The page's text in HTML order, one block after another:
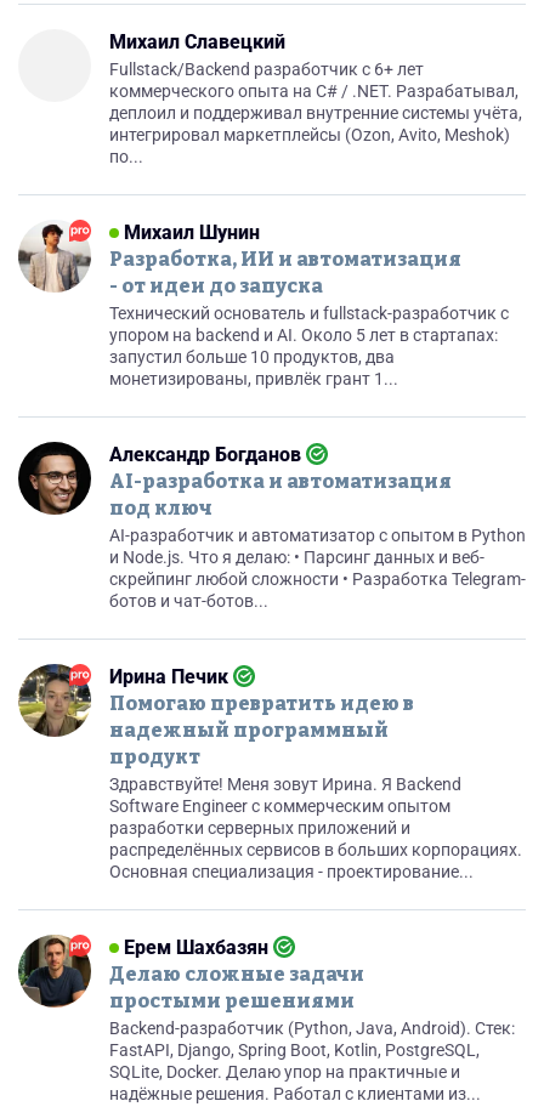
Михаил Славецкий
Fullstack/Backend разработчик с 6+ лет
коммерческого опыта на C# / .NET. Разрабатывал,
деплоил и поддерживал внутренние системы учёта,
интегрировал маркетплейсы (Ozon, Avito, Meshok)
по...
Михаил Шунин
Разработка, ИИ и автоматизация
- от идеи до запуска
Технический основатель и fullstack-разработчик с
упором на backend и AI. Около 5 лет в стартапах:
запустил больше 10 продуктов, два
монетизированы, привлёк грант 1...
Александр Богданов
AI-разработка и автоматизация
под ключ
AI-разработчик и автоматизатор с опытом в Python
и Node.js. Что я делаю: • Парсинг данных и веб-
скрейпинг любой сложности • Разработка Telegram-
ботов и чат-ботов...
Ирина Печик
Помогаю превратить идею в
надежный программный
продукт
Здравствуйте! Меня зовут Ирина. Я Backend
Software Engineer с коммерческим опытом
разработки серверных приложений и
распределённых сервисов в больших корпорациях.
Основная специализация - проектирование...
Ерем Шахбазян
Делаю сложные задачи
простыми решениями
Backend-разработчик (Python, Java, Android). Стек:
FastAPI, Django, Spring Boot, Kotlin, PostgreSQL,
SQLite, Docker. Делаю упор на практичные и
надёжные решения. Работал с клиентами из...